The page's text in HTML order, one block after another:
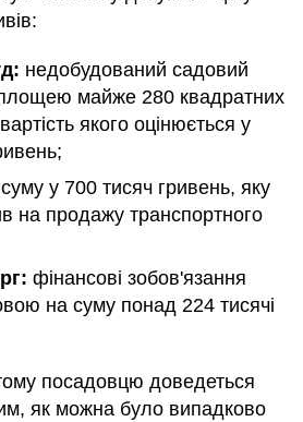
недобудований садовий
площею майже 280 квадратних
якого оцінюється у
суму у 700 тисяч гривень, яку
на продажу транспортного
фінансові зобов'язання
на суму понад 224 тисячі
посадовцю доведеться
як можна було випадково